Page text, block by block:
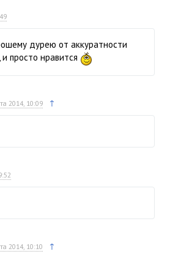
дурею от аккуратности
и просто нравится
2014, 10:09 ↑
2014, 10:10 ↑